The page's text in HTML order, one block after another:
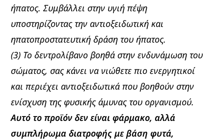
ήπατος. Συμβάλλει στην υγιή πέψη
υποστηρίζοντας την αντιοξειδωτική και
ηπατοπροστατευτική δράση του ήπατος.
(3) Το δεντρολίβανο βοηθά στην ενδυνάμωση του
σώματος, σας κάνει να νιώθετε πιο ενεργητικοί
και περιέχει αντιοξειδωτικά που βοηθούν στην
ενίσχυση της φυσικής άμυνας του οργανισμού.
Αυτό το προϊόν δεν είναι φάρμακο, αλλά
συμπλήρωμα διατροφής με βάση φυτά,